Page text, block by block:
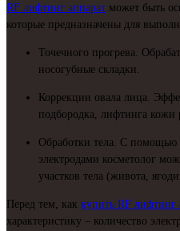
RF лифтинг аппарат может быть
которые предназначены для
Точечного прогрева.
носогубные складки.
Коррекции овала лица.
подбородка, лифтинга кожи
Обработки тела. С
электродами косметолог
участков тела (живота,
Перед тем, как купить RF лифтинг
характеристику – количество